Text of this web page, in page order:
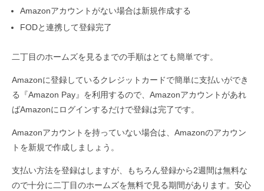
Amazonアカウントがない場合は新規作成する
FODと連携して登録完了
二丁目のホームズを見るまでの手順はとても簡単です。
Amazonに登録しているクレジットカードで簡単に支払いができ
る『Amazon Pay』を利用するので、Amazonアカウントがあれ
ばAmazonにログインするだけで登録は完了です。
Amazonアカウントを持っていない場合は、Amazonのアカウン
トを新規で作成しましょう。
支払い方法を登録はしますが、もちろん登録から2週間は無料な
ので十分に二丁目のホームズを無料で見る期間があります。安心